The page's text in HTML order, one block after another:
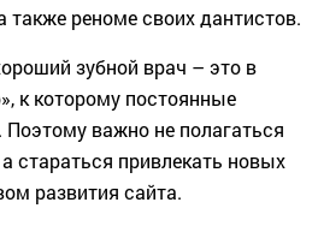
также реноме своих дантистов.
зубной врач – это в
к которому постоянные
важно не полагаться
стараться привлекать новых
развития сайта.